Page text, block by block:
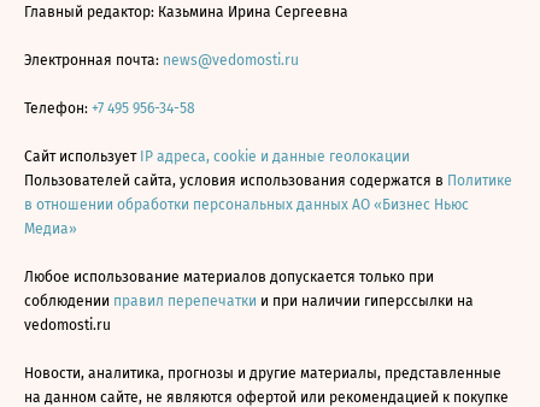
Главный редактор: Казьмина Ирина Сергеевна
Электронная почта: news@vedomosti.ru
Телефон: +7 495 956-34-58
Сайт использует IP адреса, cookie и данные геолокации
Пользователей сайта, условия использования содержатся в Политике
в отношении обработки персональных данных АО «Бизнес Ньюс
Медиа»
Любое использование материалов допускается только при
соблюдении правил перепечатки и при наличии гиперссылки на
vedomosti.ru
Новости, аналитика, прогнозы и другие материалы, представленные
на данном сайте, не являются офертой или рекомендацией к покупке